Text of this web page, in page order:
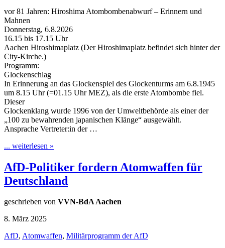
vor 81 Jahren: Hiroshima Atombombenabwurf – Erinnern und
Mahnen
Donnerstag, 6.8.2026
16.15 bis 17.15 Uhr
Aachen Hiroshimaplatz (Der Hiroshimaplatz befindet sich hinter der
City-Kirche.)
Programm:
Glockenschlag
In Erinnerung an das Glockenspiel des Glockenturms am 6.8.1945
um 8.15 Uhr (=01.15 Uhr MEZ), als die erste Atombombe fiel.
Dieser
Glockenklang wurde 1996 von der Umweltbehörde als einer der
„100 zu bewahrenden japanischen Klänge“ ausgewählt.
Ansprache Vertreter:in der …
... weiterlesen »
AfD-Politiker fordern Atomwaffen für
Deutschland
geschrieben von VVN-BdA Aachen
8. März 2025
AfD, Atomwaffen, Militärprogramm der AfD